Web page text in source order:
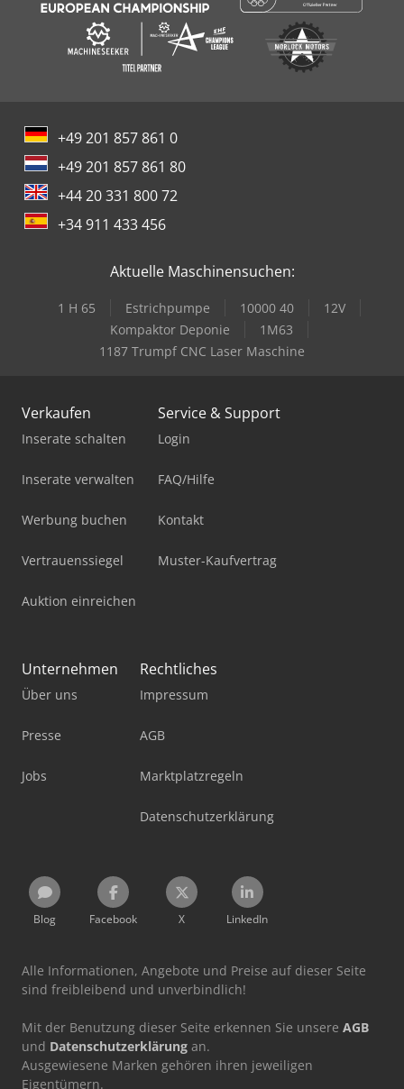
+49 201 857 861 0
+49 201 857 861 80
+44 20 331 800 72
+34 911 433 456
Aktuelle Maschinensuchen:
1 H 65 Estrichpumpe 10000 40
12V
Kompaktor Deponie
1M63
1187 Trumpf CNC Laser Maschine
Verkaufen
Inserate schalten
Inserate verwalten
Werbung buchen
Vertrauenssiegel
Auktion einreichen
Service & Support
Login
FAQ/Hilfe
Kontakt
Muster-Kaufvertrag
Unternehmen
Über uns
Presse
Jobs
Rechtliches
Impressum
AGB
Marktplatzregeln
Datenschutzerklärung
Blog Facebook X LinkedIn
Alle Informationen, Angebote und Preise auf dieser Seite
sind freibleibend und unverbindlich!
Mit der Benutzung dieser Seite erkennen Sie unsere AGB
und Datenschutzerklärung an.
Ausgewiesene Marken gehören ihren jeweiligen
Eigentümern.